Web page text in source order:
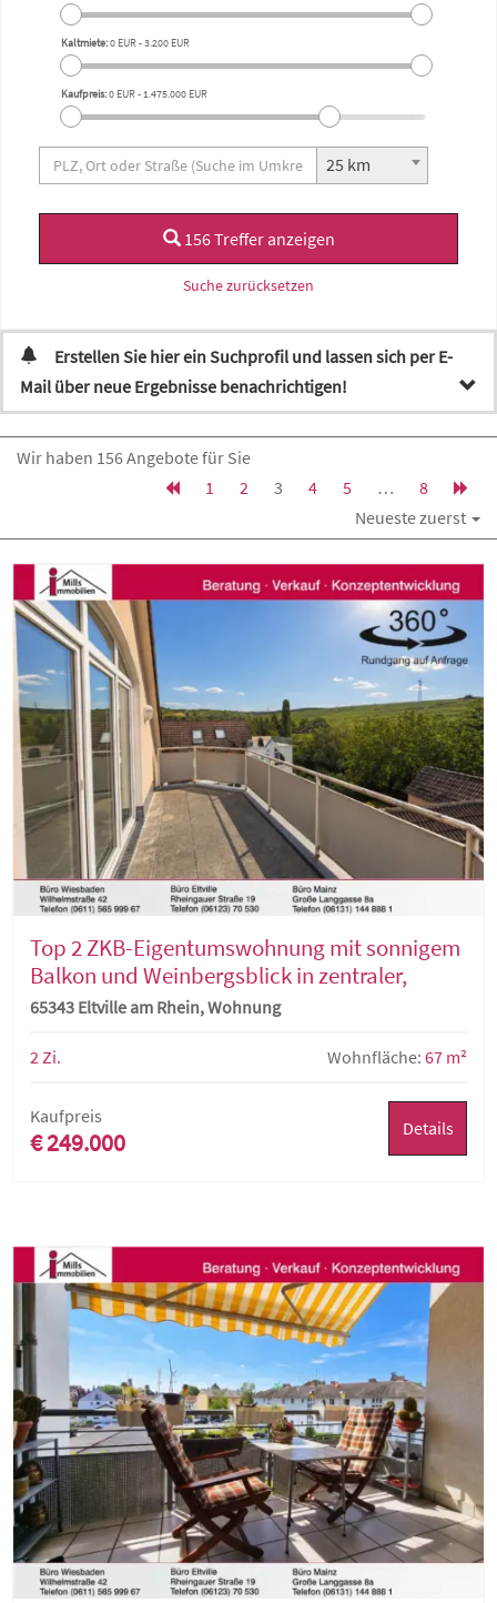
Kaltmiete:0 EUR-3.200 EUR
Kaufpreis:0 EUR-1.475.000 EUR
25 km
156 Treffer anzeigen
Suche zurücksetzen
Erstellen Sie hier ein Suchprofil und lassen sich per E-
Mail über neue Ergebnisse benachrichtigen!
Wir haben 156 Angebote für Sie
1
2 3 4 5 …
8
Neueste zuerst
Top 2 ZKB-Eigentumswohnung mit sonnigem
Balkon und Weinbergsblick in zentraler,
dennoch ruhiger Lage von Eltville
65343 Eltville am Rhein, Wohnung
2 Zi. Wohnfläche: 67 m²
Kaufpreis
€ 249.000 Details